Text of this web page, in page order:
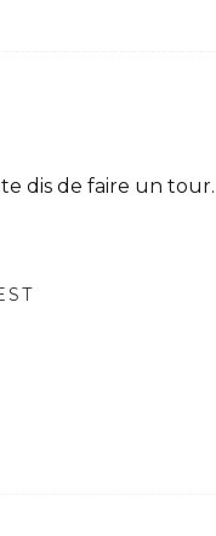
dis de faire un tour.